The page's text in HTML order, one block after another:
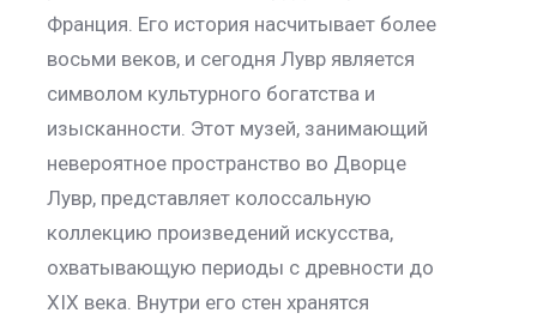
Франция. Его история насчитывает более
восьми веков, и сегодня Лувр является
символом культурного богатства и
изысканности. Этот музей, занимающий
невероятное пространство во Дворце
Лувр, представляет колоссальную
коллекцию произведений искусства,
охватывающую периоды с древности до
XIX века. Внутри его стен хранятся